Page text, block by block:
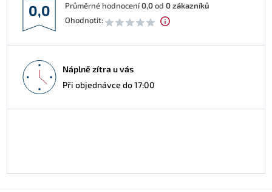
0,0 Průměrné hodnocení0,0od 0zákazníků
Ohodnotit:
Náplně zítra u vás
Při objednávce do 17:00